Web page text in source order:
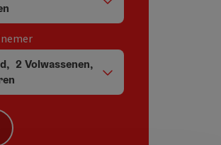
en vertrek
persoonsvelden
, 2 Volwassenen,